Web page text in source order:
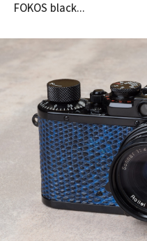
FOKOS black...